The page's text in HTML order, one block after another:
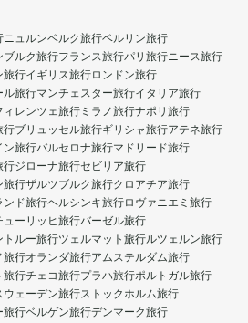
ニュルンベルク旅行ベルリン旅行
ブルク旅行フランス旅行パリ旅行ニース旅行
旅行イギリス旅行ロンドン旅行
ル旅行マンチェスター旅行イタリア旅行
ィレンツェ旅行 ミラノ旅行ナポリ旅行
行ブリュッセル旅行ギリシャ旅行アテネ旅行
ン旅行バルセロナ旅行マドリード旅行
行ジローナ旅行セビリア旅行
旅行ザルツブルク旅行クロアチア旅行
ンド旅行ヘルシンキ旅行ロヴァニエミ旅行
ューリッヒ旅行バーゼル旅行
トルー旅行ツェルマット旅行ルツェルン旅行
旅行オランダ旅行アムステルダム旅行
旅行チェコ旅行プラハ旅行ポルトガル旅行
ウェーデン旅行ストックホルム旅行
旅行ベルゲン旅行デンマーク旅行